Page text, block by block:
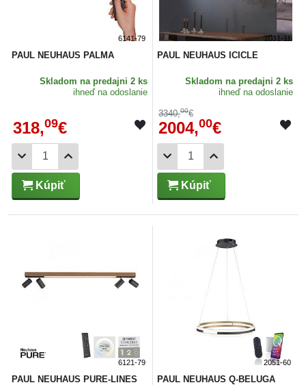
6141-79
PAUL NEUHAUS PALMA
Skladom na predajni 2 ks
ihneď na odoslanie
318,09€
Kúpiť
2031-11
PAUL NEUHAUS ICICLE
Skladom na predajni 2 ks
ihneď na odoslanie
3340,00€
2004,00€
Kúpiť
6121-79
PAUL NEUHAUS PURE-LINES
2051-60
PAUL NEUHAUS Q-BELUGA